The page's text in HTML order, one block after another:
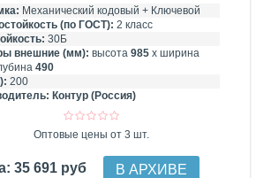
Механический кодовый + Ключевой
(по ГОСТ): 2 класс
30Б
внешние (мм): высота 985х ширина
490
200
Контур (Россия)
Оптовые цены от 3 шт.
35 691 руб В АРХИВЕ